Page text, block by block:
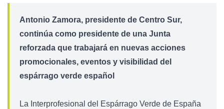
Antonio Zamora, presidente de Centro Sur,
continúa como presidente de una Junta
reforzada que trabajará en nuevas acciones
promocionales, eventos y visibilidad del
espárrago verde español
La Interprofesional del Espárrago Verde de España